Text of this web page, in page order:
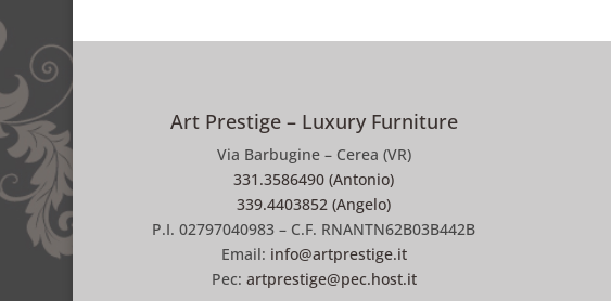
Art Prestige – Luxury Furniture
Via Barbugine – Cerea (VR)
331.3586490 (Antonio)
339.4403852 (Angelo)
P.I. 02797040983 – C.F. RNANTN62B03B442B
Email: info@artprestige.it
Pec: artprestige@pec.host.it